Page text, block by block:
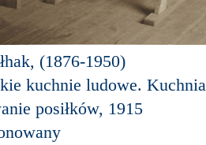
(1876-1950)
kuchnie ludowe.
posiłków, 1915